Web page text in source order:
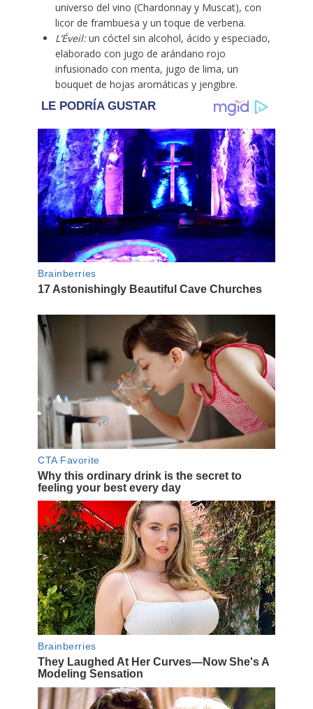
universo del vino (Chardonnay y Muscat), con
licor de frambuesa y un toque de verbena.
L’Éveil:un cóctel sin alcohol, ácido y especiado,
elaborado con jugo de arándano rojo
infusionado con menta, jugo de lima, un
bouquet de hojas aromáticas y jengibre.